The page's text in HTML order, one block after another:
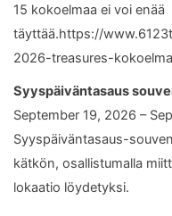
15 kokoelmaa ei voi enää
täyttää.https://
2026-treasures-
Syyspäiväntasaus
September 19, 2026 –
Syyspäiväntasaus-
kätkön, osallistumalla
lokaatio löydetyksi.